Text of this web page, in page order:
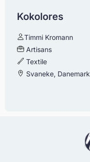
Kokolores
Timmi Kromann
Artisans
Textile
Svaneke, Danemark